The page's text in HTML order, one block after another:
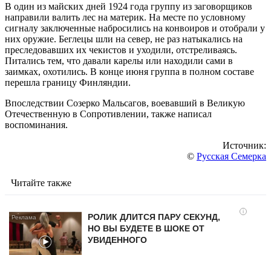
В один из майских дней 1924 года группу из заговорщиков
направили валить лес на материк. На месте по условному
сигналу заключенные набросились на конвоиров и отобрали у
них оружие. Беглецы шли на север, не раз натыкались на
преследовавших их чекистов и уходили, отстреливаясь.
Питались тем, что давали карелы или находили сами в
заимках, охотились. В конце июня группа в полном составе
перешла границу Финляндии.
Впоследствии Созерко Мальсагов, воевавший в Великую
Отечественную в Сопротивлении, также написал
воспоминания.
Источник:
© Русская Семерка
Читайте также
i
РОЛИК ДЛИТСЯ ПАРУ СЕКУНД,
НО ВЫ БУДЕТЕ В ШОКЕ ОТ
УВИДЕННОГО